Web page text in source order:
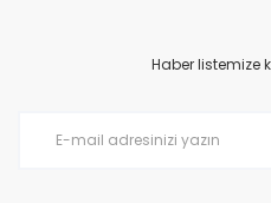
Ürün resmi kalitesiz, bozuk
Ürün açıklamasında eksik
Haber listemize